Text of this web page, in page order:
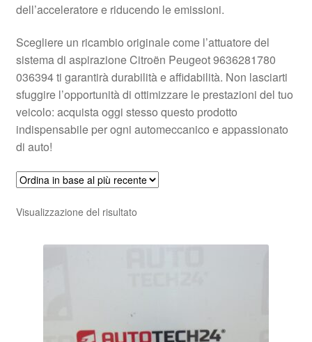
Termini e condizioni
dell’acceleratore e riducendo le emissioni.
Scegliere un ricambio originale come l’attuatore del
sistema di aspirazione Citroën Peugeot 9636281780
036394 ti garantirà durabilità e affidabilità. Non lasciarti
sfuggire l’opportunità di ottimizzare le prestazioni del tuo
veicolo: acquista oggi stesso questo prodotto
indispensabile per ogni automeccanico e appassionato
di auto!
Visualizzazione del risultato